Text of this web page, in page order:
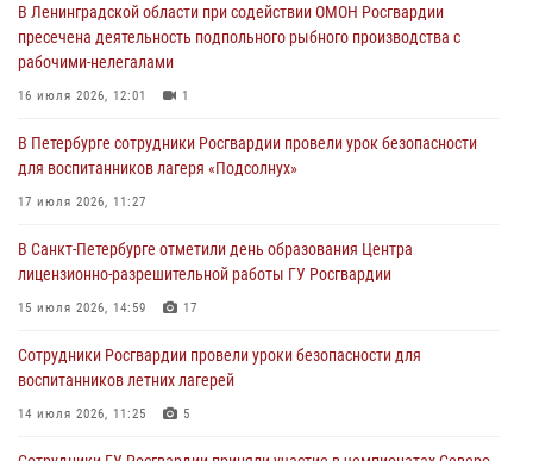
В Центральном районе росгвардейцы оперативно задержали
хулигана, стрелявшего из пускового устройства рядом с жилыми
домами
06 августа 2026, 11:36
Сотрудники и военнослужащие Росгвардии обеспечили
правопорядок при проведении матча "Зенит" - "Балтика"
06 августа 2026, 07:30
В Выборгском районе наряд Росгвардии обнаружил
разыскиваемый преступный автотранспорт
05 августа 2026, 12:25 2
Петербургские росгвардейцы обнаружили объявленный в розыск
автомобиль, ранее использовавшийся при совершении кражи в
Ленобласти
В Ленинградской области при содействии ОМОН Росгвардии
пресечена деятельность подпольного рыбного производства с
рабочими-нелегалами
16 июля 2026, 12:01 1
В Петербурге сотрудники Росгвардии провели урок безопасности
для воспитанников лагеря «Подсолнух»
17 июля 2026, 11:27
В Санкт-Петербурге отметили день образования Центра
лицензионно-разрешительной работы ГУ Росгвардии
15 июля 2026, 14:59 17
Сотрудники Росгвардии провели уроки безопасности для
воспитанников летних лагерей
14 июля 2026, 11:25 5